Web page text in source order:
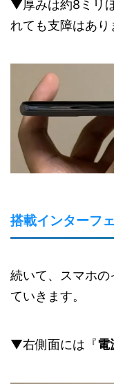
▼厚みは約8ミリ
れても支障はあり
搭載インターフ
続いて、スマホの
ていきます。
▼右側面には『電